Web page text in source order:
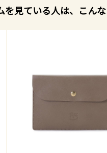
を見ている人は、こん